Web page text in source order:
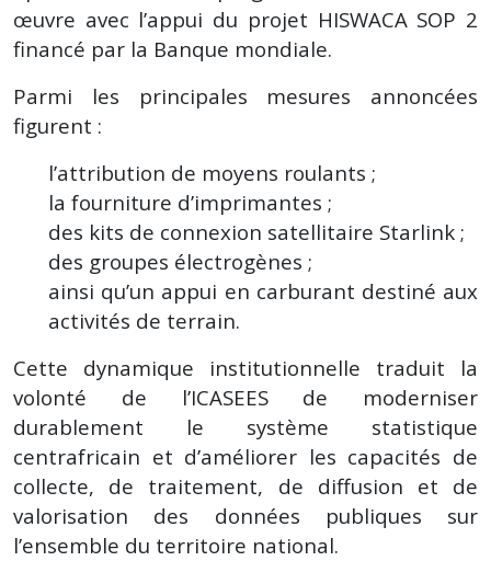
œuvre avec l’appui du projet HISWACA SOP 2
financé par la Banque mondiale.
Parmi les principales mesures annoncées
figurent :
l’attribution de moyens roulants ;
la fourniture d’imprimantes ;
des kits de connexion satellitaire Starlink ;
des groupes électrogènes ;
ainsi qu’un appui en carburant destiné aux
activités de terrain.
Cette dynamique institutionnelle traduit la
volonté de l’ICASEES de moderniser
durablement le système statistique
centrafricain et d’améliorer les capacités de
collecte, de traitement, de diffusion et de
valorisation des données publiques sur
l’ensemble du territoire national.